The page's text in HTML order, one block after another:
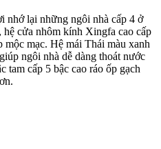
nhớ lại những ngôi nhà cấp 4 ở
hệ cửa nhôm kính Xingfa cao cấp
mộc mạc. Hệ mái Thái màu xanh
ngôi nhà dễ dàng thoát nước
tam cấp 5 bậc cao ráo ốp gạch